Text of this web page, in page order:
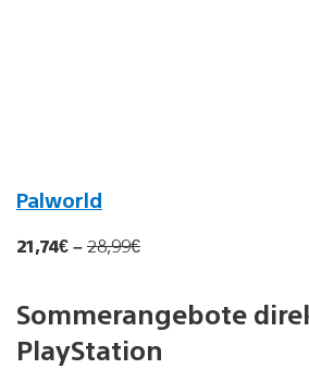
Palworld
21,74€–28,99€
Sommerangebote
PlayStation